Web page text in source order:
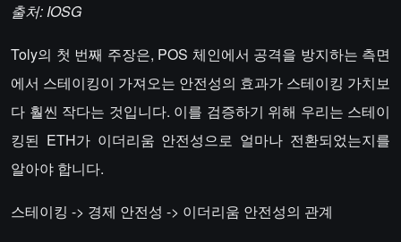
출처: IOSG
Toly의 첫 번째 주장은, POS 체인에서 공격을 방지하는 측면
에서 스테이킹이 가져오는 안전성의 효과가 스테이킹 가치보
다 훨씬 작다는 것입니다. 이를 검증하기 위해 우리는 스테이
킹된 ETH가 이더리움 안전성으로 얼마나 전환되었는지를
알아야 합니다.
스테이킹 -> 경제 안전성 -> 이더리움 안전성의 관계